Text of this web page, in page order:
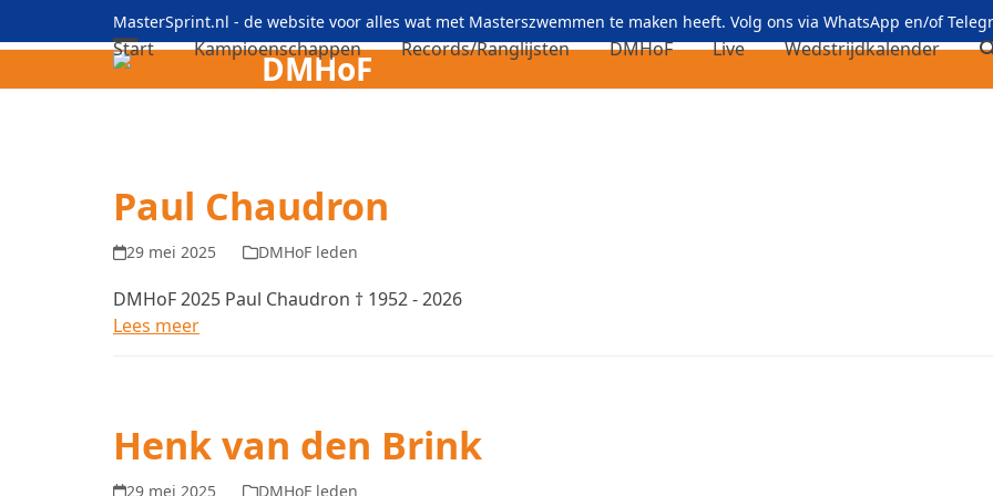
to
MasterSprint.nl - de website voor alles wat met Masterszwemmen te maken heeft. Volg ons via WhatsApp en/of
Start Kampioenschappen Records/Ranglijsten DMHoF Live Wedstrijdkalender
Open
Close
DMHoF
Paul Chaudron
29 mei 2025 DMHoF leden
DMHoF 2025 Paul Chaudron † 1952 - 2026
Lees meer
Henk van den Brink
29 mei 2025 DMHoF leden